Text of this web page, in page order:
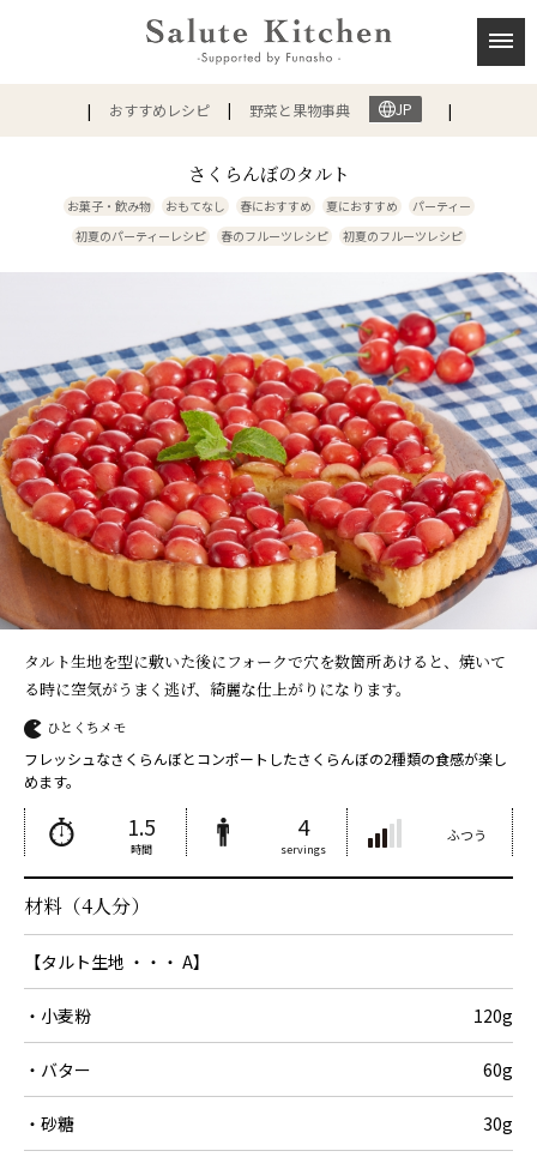
おすすめレシピ 野菜と果物事典 JP
さくらんぼのタルト
お菓子・飲み物 おもてなし 春におすすめ 夏におすすめ
パーティー
初夏のパーティーレシピ
春のフルーツレシピ 初夏のフルーツレシピ
タルト生地を型に敷いた後にフォークで穴を数箇所あけると、焼いて
る時に空気がうまく逃げ、綺麗な仕上がりになります。
ひとくちメモ
フレッシュなさくらんぼとコンポートしたさくらんぼの2種類の食感が楽し
めます。
1.5
時間
4
servings
ふつう
材料（4人分）
【タルト生地 ・・・ A】
・小麦粉 120g
・バター 60g
・砂糖 30g